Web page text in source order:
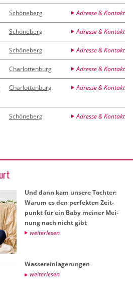
Schöneberg Adresse & Kontakt
Schöneberg Adresse & Kontakt
Schöneberg Adresse & Kontakt
Charlottenburg Adresse & Kontakt
Charlottenburg Adresse & Kontakt
Schöneberg Adresse & Kontakt
Und dann kam un­se­re Toch­ter:
Warum es den per­fek­ten Zeit­
punkt für ein Baby mei­ner Mei­
nung nach nicht gibt
wei­ter­le­sen
Was­ser­ein­la­ge­run­gen
wei­ter­le­sen